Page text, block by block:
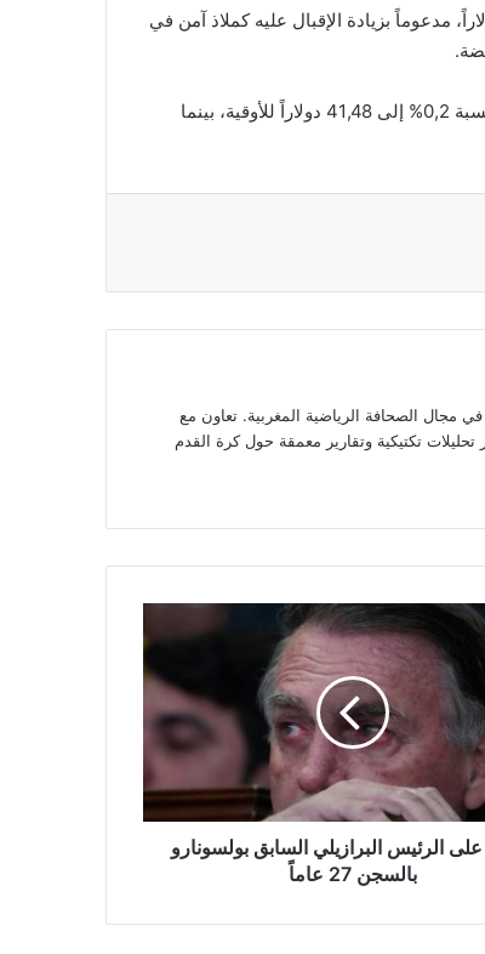
قد بلغ يوم الثلاثاء الماضي مستوى قياسياً عند 3673,95 دولاراً، مدعوماً بزيادة الإقبال عليه كملاذ آمن في
أما المعادن النفيسة الأخرى فقد تراجعت الفضة في المعاملات الفورية بنسبة 0,2% إلى 41,48 دولاراً للأوقية، بينما
الصحافة الرياضية المغربية. تعاون مع
تكتيكية وتقارير معمقة حول كرة القدم
الرئيس البرازيلي السابق بولسونارو
بالسجن 27 عاماً